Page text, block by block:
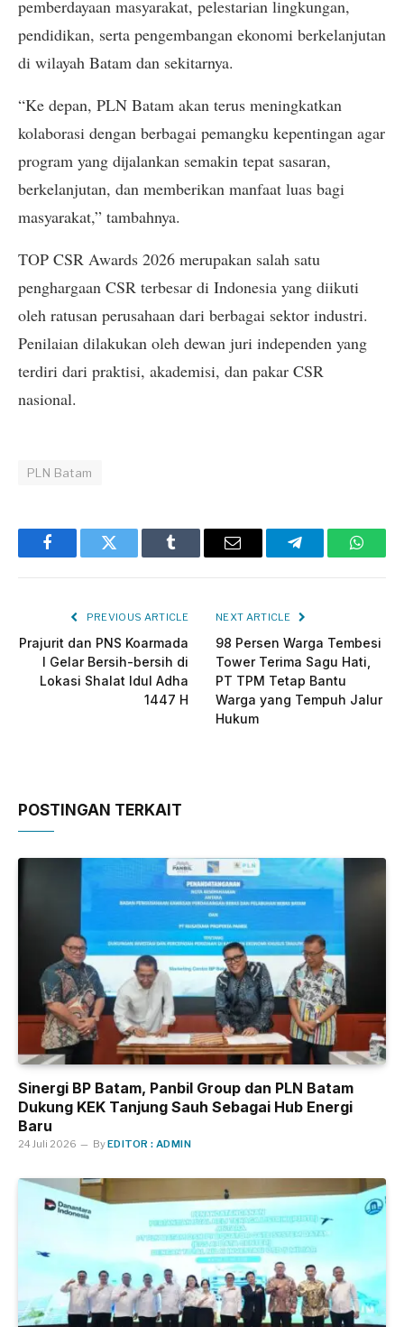
pemberdayaan masyarakat, pelestarian lingkungan,
pendidikan, serta pengembangan ekonomi berkelanjutan
di wilayah Batam dan sekitarnya.
“Ke depan, PLN Batam akan terus meningkatkan
kolaborasi dengan berbagai pemangku kepentingan agar
program yang dijalankan semakin tepat sasaran,
berkelanjutan, dan memberikan manfaat luas bagi
masyarakat,” tambahnya.
TOP CSR Awards 2026 merupakan salah satu
penghargaan CSR terbesar di Indonesia yang diikuti
oleh ratusan perusahaan dari berbagai sektor industri.
Penilaian dilakukan oleh dewan juri independen yang
terdiri dari praktisi, akademisi, dan pakar CSR
nasional.
PLN Batam
FacebookTwitter Tumblr Email Telegram
PREVIOUS ARTICLE
Prajurit dan PNS Koarmada
I Gelar Bersih-bersih di
Lokasi Shalat Idul Adha
1447 H
NEXT ARTICLE
98 Persen Warga Tembesi
Tower Terima Sagu Hati,
PT TPM Tetap Bantu
Warga yang Tempuh Jalur
Hukum
POSTINGAN TERKAIT
Sinergi BP Batam, Panbil Group dan PLN Batam
Dukung KEK Tanjung Sauh Sebagai Hub Energi
Baru
24 Juli 2026 ByEDITOR : ADMIN